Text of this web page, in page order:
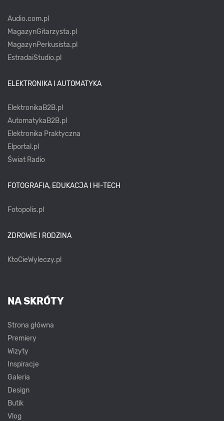
Audio.com.pl
MagazynGitarzysta.pl
MagazynPerkusista.pl
EstradaiStudio.pl
ELEKTRONIKA I AUTOMATYKA
ElektronikaB2B.pl
AutomatykaB2B.pl
Elektronika Praktyczna
Elportal.pl
Świat Radio
FOTOGRAFIA, EDUKACJA I HI-TECH
Fotopolis.pl
ZDROWIE I RODZINA
KtoCieWyleczy.pl
NA SKRÓTY
Strona główna
Premiery
Wizyty
Inspiracje
Galeria
Design
Butik
Vlog